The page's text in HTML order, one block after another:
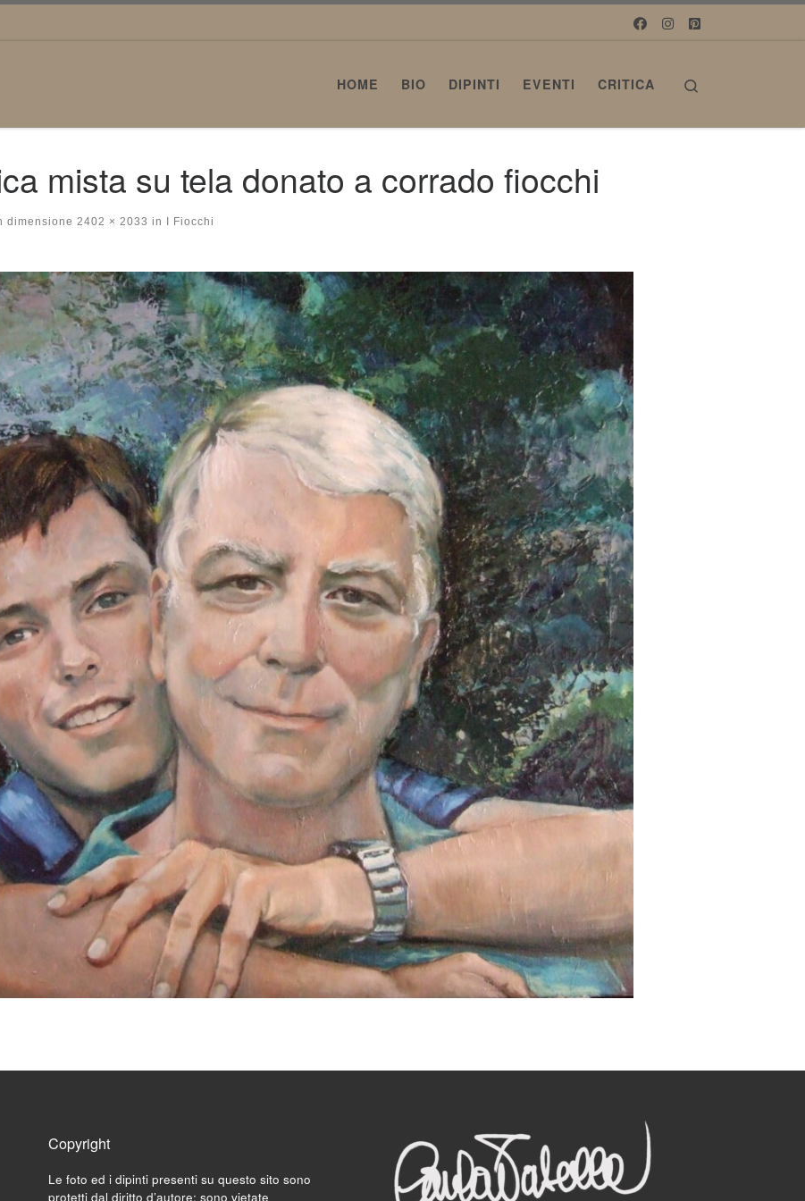
HOME BIO DIPINTI EVENTI CRITICA
mista su tela donato a corrado fiocchi
dimensione 2402 × 2033 in I Fiocchi
Copyright
Le foto ed i dipinti presenti su questo sito sono
protetti dal diritto d’autore; sono vietate